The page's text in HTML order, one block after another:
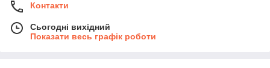
Контакти
Сьогодні вихідний
Показати весь графік роботи